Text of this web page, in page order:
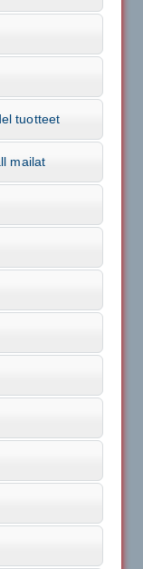
tuotteet
mailat